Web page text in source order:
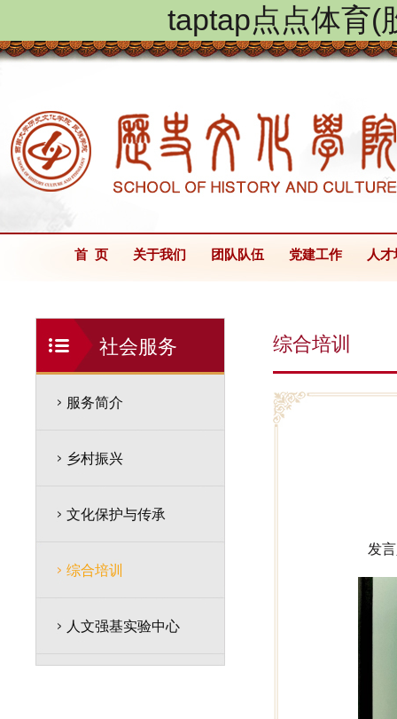
taptap点点体育(
首 页 关于我们 团队队伍 党建工作 人
社会服务
服务简介
乡村振兴
文化保护与传承
综合培训
人文强基实验中心
综合培训
发